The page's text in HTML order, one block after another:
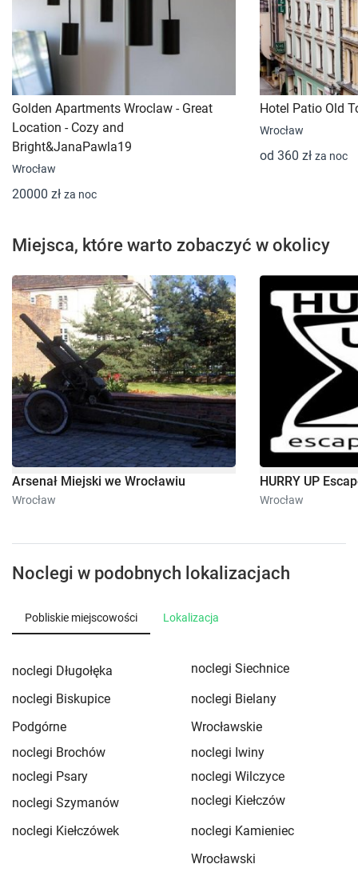
Golden Apartments Wroclaw - Great
Location - Cozy and
Bright&JanaPawla19
Wrocław
20000 zł za noc
Hotel Patio Old
Wrocław
od 360 zł za noc
Miejsca, które warto zobaczyć w okolicy
Arsenał Miejski we Wrocławiu
Wrocław
HURRY UP
Wrocław
Noclegi w podobnych lokalizacjach
Pobliskie miejscowości Lokalizacja
noclegi Długołęka
noclegi Siechnice
noclegi Biskupice
Podgórne
noclegi Bielany
Wrocławskie
noclegi Brochów
noclegi Iwiny
noclegi Psary
noclegi Wilczyce
noclegi Szymanów
noclegi Kiełczów
noclegi Kiełczówek
noclegi Kamieniec
Wrocławski